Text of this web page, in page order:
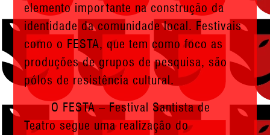
elemento importante na construção da
identidade da comunidade local. Festivais
como o FESTA, que tem como foco as
produções de grupos de pesquisa, são
pólos de resistência cultural.
O FESTA – Festival Santista de
Teatro segue uma realização do